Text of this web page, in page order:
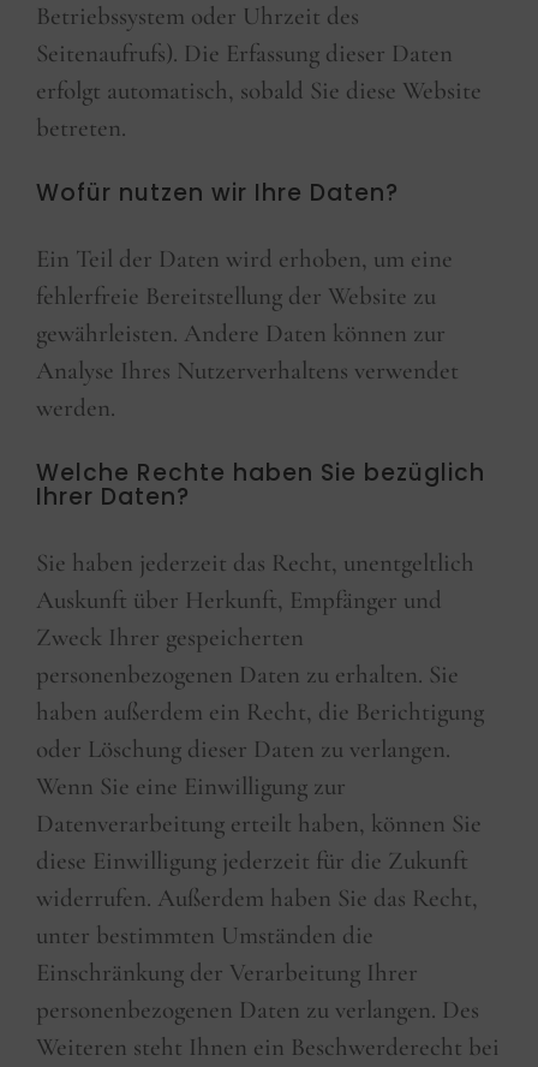
Betriebssystem oder Uhrzeit des
Seitenaufrufs). Die Erfassung dieser Daten
erfolgt automatisch, sobald Sie diese Website
betreten.
Wofür nutzen wir Ihre Daten?
Ein Teil der Daten wird erhoben, um eine
fehlerfreie Bereitstellung der Website zu
gewährleisten. Andere Daten können zur
Analyse Ihres Nutzerverhaltens verwendet
werden.
Welche Rechte haben Sie bezüglich
Ihrer Daten?
Sie haben jederzeit das Recht, unentgeltlich
Auskunft über Herkunft, Empfänger und
Zweck Ihrer gespeicherten
personenbezogenen Daten zu erhalten. Sie
haben außerdem ein Recht, die Berichtigung
oder Löschung dieser Daten zu verlangen.
Wenn Sie eine Einwilligung zur
Datenverarbeitung erteilt haben, können Sie
diese Einwilligung jederzeit für die Zukunft
widerrufen. Außerdem haben Sie das Recht,
unter bestimmten Umständen die
Einschränkung der Verarbeitung Ihrer
personenbezogenen Daten zu verlangen. Des
Weiteren steht Ihnen ein Beschwerderecht bei